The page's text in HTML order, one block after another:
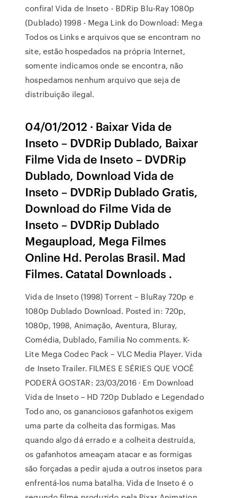
confira! Vida de Inseto - BDRip Blu-Ray 1080p
(Dublado) 1998 - Mega Link do Download: Mega
Todos os Links e arquivos que se encontram no
site, estão hospedados na própria Internet,
somente indicamos onde se encontra, não
hospedamos nenhum arquivo que seja de
distribuição ilegal.
04/01/2012 · Baixar Vida de
Inseto – DVDRip Dublado, Baixar
Filme Vida de Inseto – DVDRip
Dublado, Download Vida de
Inseto – DVDRip Dublado Gratis,
Download do Filme Vida de
Inseto – DVDRip Dublado
Megaupload, Mega Filmes
Online Hd. Perolas Brasil. Mad
Filmes. Catatal Downloads .
Vida de Inseto (1998) Torrent – BluRay 720p e
1080p Dublado Download. Posted in: 720p,
1080p, 1998, Animação, Aventura, Bluray,
Comédia, Dublado, Familia No comments. K-
Lite Mega Codec Pack – VLC Media Player. Vida
de Inseto Trailer. FILMES E SÉRIES QUE VOCÊ
PODERÁ GOSTAR: 23/03/2016 · Em Download
Vida de Inseto – HD 720p Dublado e Legendado
Todo ano, os gananciosos gafanhotos exigem
uma parte da colheita das formigas. Mas
quando algo dá errado e a colheita destruída,
os gafanhotos ameaçam atacar e as formigas
são forçadas a pedir ajuda a outros insetos para
enfrentá-los numa batalha. Vida de Inseto é o